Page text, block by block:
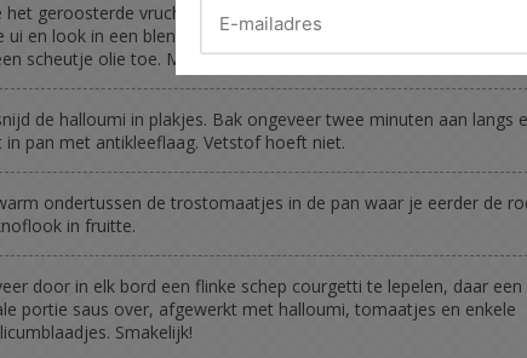
het geroosterde vruchtvlees van de paprika's samen met de
ui en look in een blender. Voeg de Provençaalse kruiden, peper,
scheutje olie toe. Mix tot een saus.
de halloumi in plakjes. Bak ongeveer twee minuten aan langs
in pan met antikleeflaag. Vetstof hoeft niet.
ondertussen de trostomaatjes in de pan waar je eerder de
in fruitte.
door in elk bord een flinke schep courgetti te lepelen, daar een
portie saus over, afgewerkt met halloumi, tomaatjes en enkele
Smakelijk!